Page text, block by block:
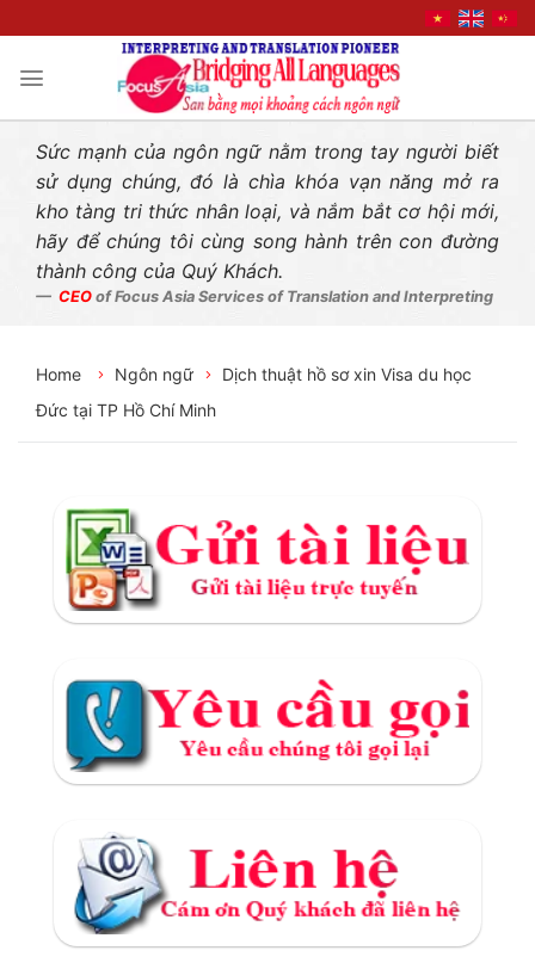
Sức mạnh của ngôn ngữ nằm trong tay người biết
sử dụng chúng, đó là chìa khóa vạn năng mở ra
kho tàng tri thức nhân loại, và nắm bắt cơ hội mới,
hãy để chúng tôi cùng song hành trên con đường
thành công của Quý Khách.
CEO of Focus Asia Services of Translation and Interpreting
Home Ngôn ngữ
Dịch thuật hồ sơ xin Visa du học
Đức tại TP Hồ Chí Minh